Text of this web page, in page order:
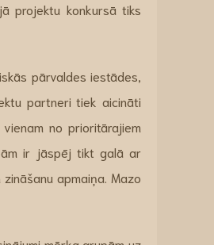
projektu konkursā tiks
pārvaldes iestādes,
partneri tiek aicināti
no prioritārajiem
ir jāspēj tikt galā ar
apmaiņa. Mazo